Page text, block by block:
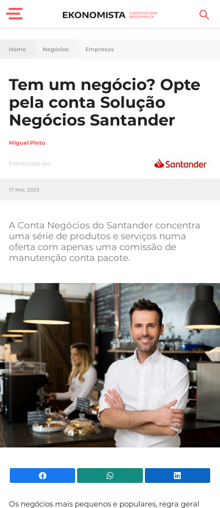
Finanças Pessoais
Carreira
Casa
Lifestyle
Sociedade
Tecnologia
Mundial 2026
Home Negócios Empresas
Tem um negócio? Opte
pela conta Solução
Negócios Santander
Miguel Pinto
Patrocinado por:
17 Mai, 2023
A Conta Negócios do Santander concentra
uma série de produtos e serviços numa
oferta com apenas uma comissão de
manutenção conta pacote.
Facebook WhatsApp
Os negócios mais pequenos e populares, regra geral